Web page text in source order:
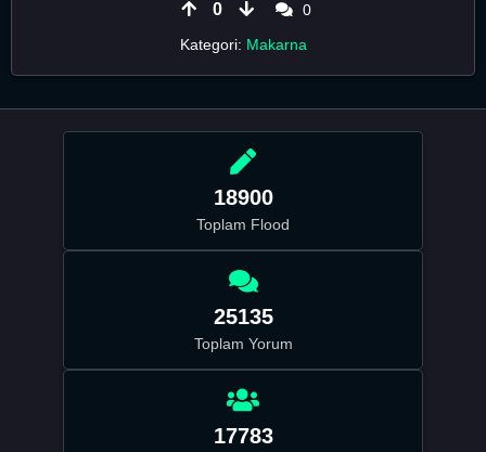
0
0
Kategori: Makarna
18900
Toplam Flood
25135
Toplam Yorum
17783